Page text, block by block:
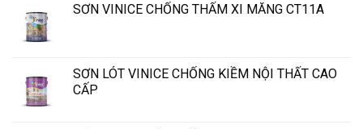
SƠN VINICE CHỐNG THẤM XI MĂNG CT11A
SƠN LÓT VINICE CHỐNG KIỀM NỘI THẤT CAO
CẤP